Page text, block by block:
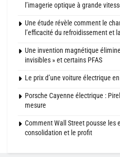
l’imagerie optique à grande
Une étude révèle comment le
l’efficacité du refroidissement et
Une invention magnétique
invisibles » et certains PFAS
Le prix d’une voiture électrique
Porsche Cayenne électrique :
mesure
Comment Wall Street pousse les
consolidation et le profit